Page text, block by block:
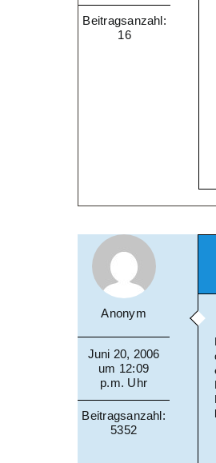
Beitragsanzahl:
16
Anonym
Juni 20, 2006
um 12:09
p.m. Uhr
Beitragsanzahl:
5352